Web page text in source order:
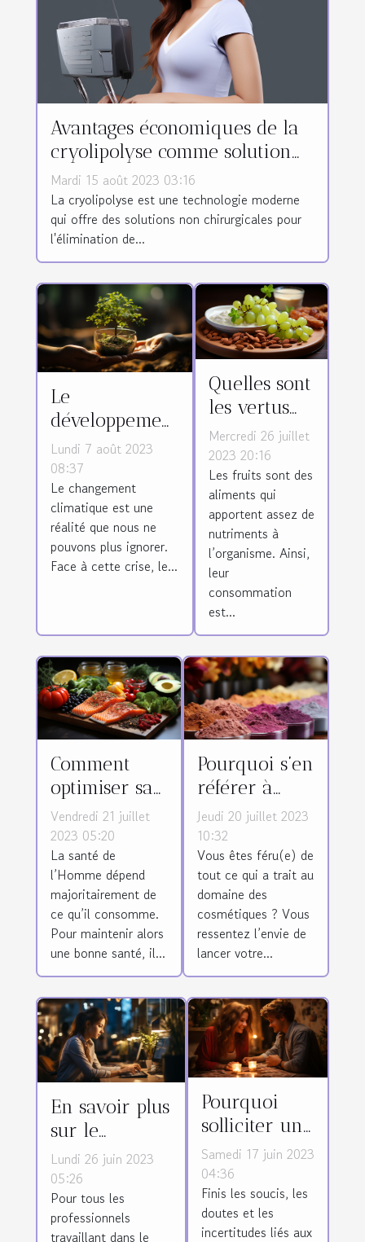
Avantages économiques de la
cryolipolyse comme solution
non chirurgicale pour
l'élimination de la graisse
Mardi 15 août 2023 03:16
La cryolipolyse est une technologie moderne
qui offre des solutions non chirurgicales pour
l'élimination de...
Le
développement
durable :
solution pour
la crise
climatique
Lundi 7 août 2023
08:37
Le changement
climatique est une
réalité que nous ne
pouvons plus ignorer.
Face à cette crise, le...
Quelles sont
les vertus
du raisin
sec ?
Mercredi 26 juillet
2023 20:16
Les fruits sont des
aliments qui
apportent assez de
nutriments à
l’organisme. Ainsi,
leur
consommation
est...
Comment
optimiser sa
santé avec
une
meilleure
alimentation
?
Vendredi 21 juillet
2023 05:20
La santé de
l’Homme dépend
majoritairement de
ce qu’il consomme.
Pour maintenir alors
une bonne santé, il...
Pourquoi s’en
référer à
ExportLine
pour la
fabrication
de produits
cosmétiques
?
Jeudi 20 juillet 2023
10:32
Vous êtes féru(e) de
tout ce qui a trait au
domaine des
cosmétiques ? Vous
ressentez l’envie de
lancer votre...
En savoir plus
sur le
télésecrétariat
et ses
avantages
Lundi 26 juin 2023
05:26
Pour tous les
professionnels
travaillant dans le
Pourquoi
solliciter un
service de
voyance
immédiate
par tchat
Samedi 17 juin 2023
04:36
Finis les soucis, les
doutes et les
incertitudes liés aux